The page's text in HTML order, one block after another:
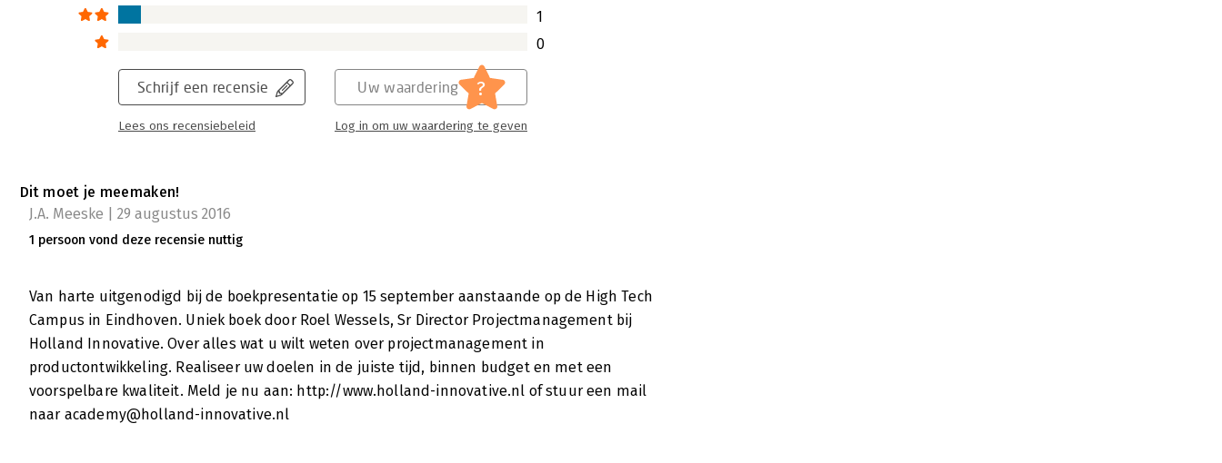
1
0
Schrijf een recensie
Lees ons recensiebeleid
Uw waardering ?
Log in om uw waardering te geven
Dit moet je meemaken!
J.A. Meeske | 29 augustus 2016
1 persoon vond deze recensie nuttig
Van harte uitgenodigd bij de boekpresentatie op 15 september aanstaande op de High Tech
Campus in Eindhoven. Uniek boek door Roel Wessels, Sr Director Projectmanagement bij
Holland Innovative. Over alles wat u wilt weten over projectmanagement in
productontwikkeling. Realiseer uw doelen in de juiste tijd, binnen budget en met een
voorspelbare kwaliteit. Meld je nu aan: http://www.holland-innovative.nl of stuur een mail
naar academy@holland-innovative.nl